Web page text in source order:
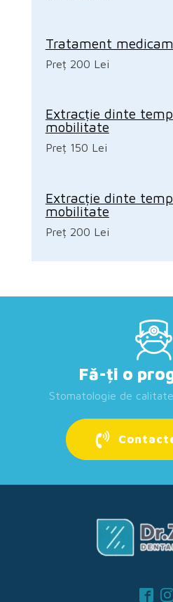
Tratament
Preț 200 Lei
Extracție dinte
mobilitate
Preț 150 Lei
Extracție dinte
mobilitate
Preț 200 Lei
Fă-ți o
Stomatologie de